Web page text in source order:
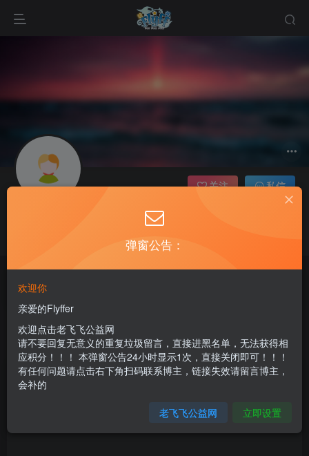
这家伙很懒，什么都没有写...
关注 私信
老飞飞公益网全新改版：新年新开始
不要回复无意义重复评论，否则直接进黑名单
老飞飞公益网全新改版：新年新开始
不要回复无意义重复评论，否则直接进黑名单
文章0 收藏 0 评论4 版块0 帖子0 粉丝 0
排序
弹窗公告：
欢迎你
亲爱的Flyffer
欢迎点击老飞飞公益网
请不要回复无意义的重复垃圾留言，直接进黑名单，无法获得相
应积分！！！ 本弹窗公告24小时显示1次，直接关闭即可！！！
有任何问题请点击右下角扫码联系博主，链接失效请留言博主，
会补的
老飞飞公益网 立即设置